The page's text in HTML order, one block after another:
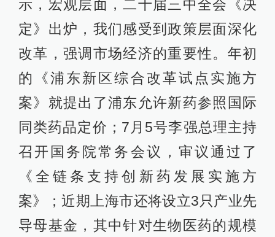
示，宏观层面，二十届三中全会《决
定》出炉，我们感受到政策层面深化
改革，强调市场经济的重要性。年初
的《浦东新区综合改革试点实施方
案》就提出了浦东允许新药参照国际
同类药品定价；7月5号李强总理主持
召开国务院常务会议，审议通过了
《全链条支持创新药发展实施方
案》；近期上海市还将设立3只产业先
导母基金，其中针对生物医药的规模